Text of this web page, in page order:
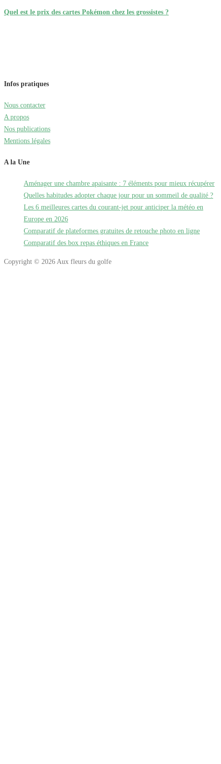
Quel est le prix des cartes Pokémon chez les grossistes ?
Infos pratiques
Nous contacter
A propos
Nos publications
Mentions légales
A la Une
Aménager une chambre apaisante : 7 éléments pour mieux récupérer
Quelles habitudes adopter chaque jour pour un sommeil de qualité ?
Les 6 meilleures cartes du courant-jet pour anticiper la météo en
Europe en 2026
Comparatif de plateformes gratuites de retouche photo en ligne
Comparatif des box repas éthiques en France
Copyright © 2026 Aux fleurs du golfe